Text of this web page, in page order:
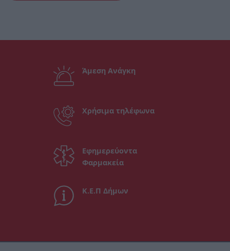
Άμεση Ανάγκη
Χρήσιμα τηλέφωνα
Εφημερεύοντα
Φαρμακεία
Κ.Ε.Π Δήμων